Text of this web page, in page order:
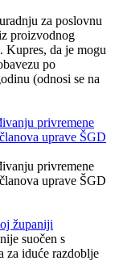
za poslovnu
proizvodnog
Kupres, da je mogu
po
(odnosi se na
privremene
uprave ŠGD
privremene
uprave ŠGD
županiji
suočen s
za iduće razdoblje